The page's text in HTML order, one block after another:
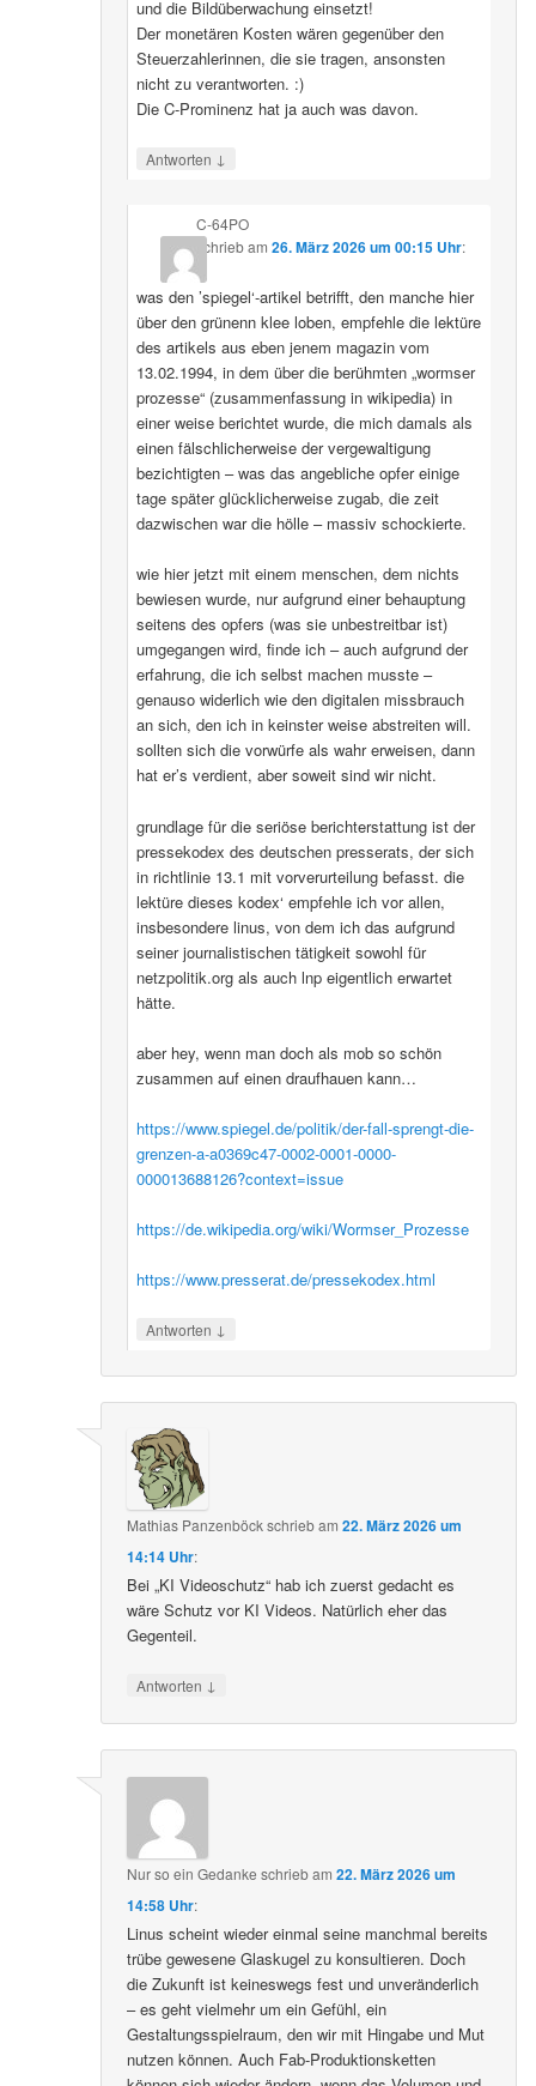
und die Bildüberwachung einsetzt!
Der monetären Kosten wären gegenüber den
Steuerzahlerinnen, die sie tragen, ansonsten
nicht zu verantworten. :)
Die C-Prominenz hat ja auch was davon.
Antworten ↓
C-64PO
schriebam 26. März 2026 um 00:15 Uhr:
was den ’spiegel‘-artikel betrifft, den manche hier
über den grünenn klee loben, empfehle die lektüre
des artikels aus eben jenem magazin vom
13.02.1994, in dem über die berühmten „wormser
prozesse“ (zusammenfassung in wikipedia) in
einer weise berichtet wurde, die mich damals als
einen fälschlicherweise der vergewaltigung
bezichtigten – was das angebliche opfer einige
tage später glücklicherweise zugab, die zeit
dazwischen war die hölle – massiv schockierte.
wie hier jetzt mit einem menschen, dem nichts
bewiesen wurde, nur aufgrund einer behauptung
seitens des opfers (was sie unbestreitbar ist)
umgegangen wird, finde ich – auch aufgrund der
erfahrung, die ich selbst machen musste –
genauso widerlich wie den digitalen missbrauch
an sich, den ich in keinster weise abstreiten will.
sollten sich die vorwürfe als wahr erweisen, dann
hat er’s verdient, aber soweit sind wir nicht.
grundlage für die seriöse berichterstattung ist der
pressekodex des deutschen presserats, der sich
in richtlinie 13.1 mit vorverurteilung befasst. die
lektüre dieses kodex‘ empfehle ich vor allen,
insbesondere linus, von dem ich das aufgrund
seiner journalistischen tätigkeit sowohl für
netzpolitik.org als auch lnp eigentlich erwartet
hätte.
aber hey, wenn man doch als mob so schön
zusammen auf einen draufhauen kann…
https://www.spiegel.de/politik/der-fall-sprengt-die-
grenzen-a-a0369c47-0002-0001-0000-
000013688126?context=issue
https://de.wikipedia.org/wiki/Wormser_Prozesse
https://www.presserat.de/pressekodex.html
Antworten ↓
Mathias Panzenböckschriebam22. März 2026 um
14:14 Uhr:
Bei „KI Videoschutz“ hab ich zuerst gedacht es
wäre Schutz vor KI Videos. Natürlich eher das
Gegenteil.
Antworten ↓
Nur so ein Gedanke schriebam22. März 2026 um
14:58 Uhr:
Linus scheint wieder einmal seine manchmal bereits
trübe gewesene Glaskugel zu konsultieren. Doch
die Zukunft ist keineswegs fest und unveränderlich
– es geht vielmehr um ein Gefühl, ein
Gestaltungsspielraum, den wir mit Hingabe und Mut
nutzen können. Auch Fab-Produktionsketten